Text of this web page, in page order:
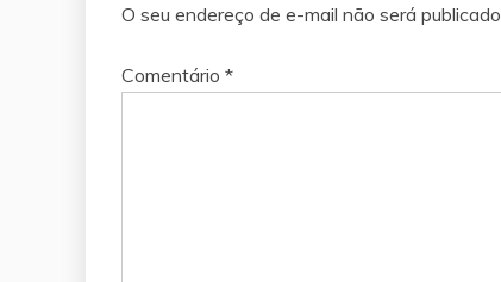
O seu endereço de e-mail não será publicado.
Comentário *